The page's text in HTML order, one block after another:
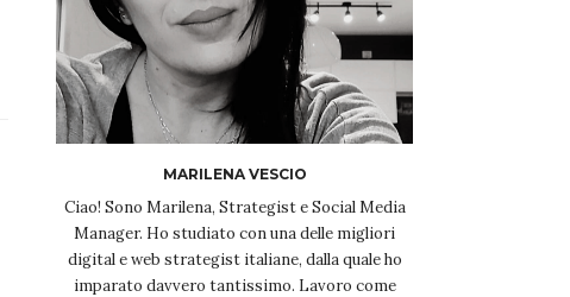
MARILENA VESCIO
Ciao! Sono Marilena, Strategist e Social Media
Manager. Ho studiato con una delle migliori
digital e web strategist italiane, dalla quale ho
imparato davvero tantissimo. Lavoro come